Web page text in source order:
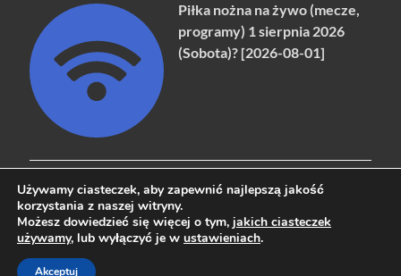
Piłka nożna na żywo (mecze,
programy) 1 sierpnia 2026
(Sobota)? [2026-08-01]
Copyright © 2026naziemna.info - Telewizja cyfrowa, Radio,
Używamy ciasteczek, aby zapewnić najlepszą jakość
korzystania z naszej witryny.
Możesz dowiedzieć się więcej o tym, jakich ciasteczek
używamy, lub wyłączyć je w ustawieniach.
Akceptuj